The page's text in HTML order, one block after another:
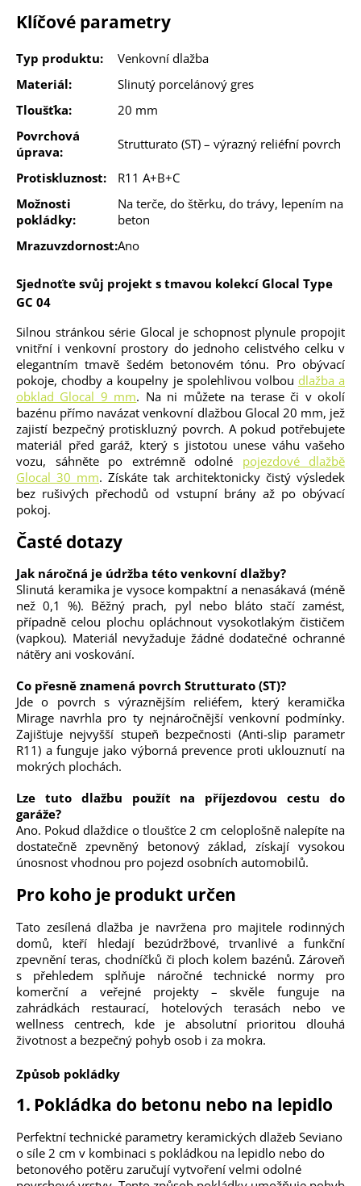
Klíčové parametry
Typ produktu:
Venkovní dlažba
Materiál:
Slinutý porcelánový gres
Tloušťka:
20 mm
Povrchová
úprava:
Strutturato (ST) – výrazný reliéfní povrch
Protiskluznost:
R11 A+B+C
Možnosti
pokládky:
Na terče, do štěrku, do trávy, lepením na
beton
Mrazuvzdornost:Ano
Sjednoťte svůj projekt s tmavou kolekcí Glocal Type
GC 04
Silnou stránkou série Glocal je schopnost plynule propojit
vnitřní i venkovní prostory do jednoho celistvého celku v
elegantním tmavě šedém betonovém tónu. Pro obývací
pokoje, chodby a koupelny je spolehlivou volbou dlažba a
obklad Glocal 9 mm. Na ni můžete na terase či v okolí
bazénu přímo navázat venkovní dlažbou Glocal 20 mm, jež
zajistí bezpečný protiskluzný povrch. A pokud potřebujete
materiál před garáž, který s jistotou unese váhu vašeho
vozu, sáhněte po extrémně odolné pojezdové dlažbě
Glocal 30 mm. Získáte tak architektonicky čistý výsledek
bez rušivých přechodů od vstupní brány až po obývací
pokoj.
Časté dotazy
Jak náročná je údržba této venkovní dlažby?
Slinutá keramika je vysoce kompaktní a nenasákavá (méně
než 0,1 %). Běžný prach, pyl nebo bláto stačí zamést,
případně celou plochu opláchnout vysokotlakým čističem
(vapkou). Materiál nevyžaduje žádné dodatečné ochranné
nátěry ani voskování.
Co přesně znamená povrch Strutturato (ST)?
Jde o povrch s výraznějším reliéfem, který keramička
Mirage navrhla pro ty nejnáročnější venkovní podmínky.
Zajišťuje nejvyšší stupeň bezpečnosti (Anti-slip parametr
R11) a funguje jako výborná prevence proti uklouznutí na
mokrých plochách.
Lze tuto dlažbu použít na příjezdovou cestu do
garáže?
Ano. Pokud dlaždice o tloušťce 2 cm celoplošně nalepíte na
dostatečně zpevněný betonový základ, získají vysokou
únosnost vhodnou pro pojezd osobních automobilů.
Pro koho je produkt určen
Tato zesílená dlažba je navržena pro majitele rodinných
domů, kteří hledají bezúdržbové, trvanlivé a funkční
zpevnění teras, chodníčků či ploch kolem bazénů. Zároveň
s přehledem splňuje náročné technické normy pro
komerční a veřejné projekty – skvěle funguje na
zahrádkách restaurací, hotelových terasách nebo ve
wellness centrech, kde je absolutní prioritou dlouhá
životnost a bezpečný pohyb osob i za mokra.
Způsob pokládky
1. Pokládka do betonu nebo na lepidlo
Perfektní technické parametry keramických dlažeb Seviano
o síle 2 cm v kombinaci s pokládkou na lepidlo nebo do
betonového potěru zaručují vytvoření velmi odolné